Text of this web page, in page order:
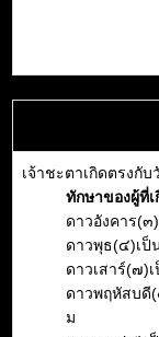
เจ้าชะตาเกิดตรงกั
ทักษาของผู้ที่
ดาวอังคาร(
ดาวพุธ(๔)เ
ดาวเสาร์(๗)
ดาวพฤหัสบดี
ม